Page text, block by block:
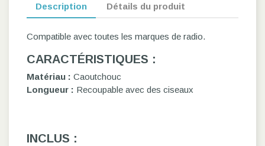
Description Détails du produit
Compatible avec toutes les marques de radio.
CARACTÉRISTIQUES :
Matériau : Caoutchouc
Longueur : Recoupable avec des ciseaux
INCLUS :